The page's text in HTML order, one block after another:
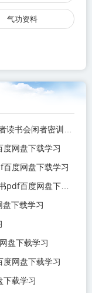
气功资料
长卿老师课程合集长卿老师奇门绝学闲者读书会闲者密训视频课程百度网盘下载学习
网盘下载学习
度网盘下载学习
归一著盲派八字过三关与做功实例电子书pdf百度网盘下载学习
下载学习
盘下载学习
网盘下载学习
载学习